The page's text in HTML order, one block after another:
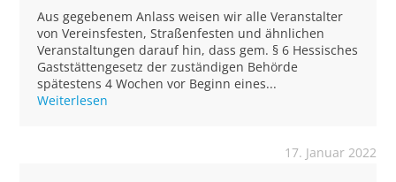
Aus gegebenem Anlass weisen wir alle Veranstalter
von Vereinsfesten, Straßenfesten und ähnlichen
Veranstaltungen darauf hin, dass gem. § 6 Hessisches
Gaststättengesetz der zuständigen Behörde
spätestens 4 Wochen vor Beginn eines...
Weiterlesen
17. Januar 2022